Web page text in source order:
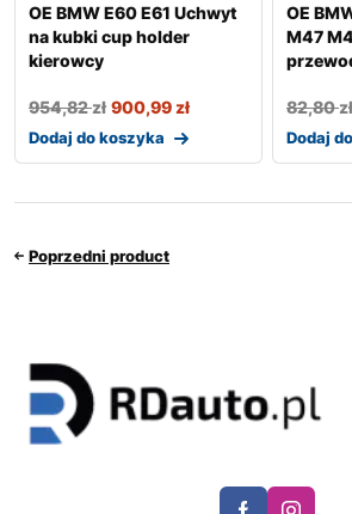
OE BMW E60 E61 Uchwyt
na kubki cup holder
kierowcy
954,82zł 900,99zł
Dodaj do koszyka
OE
M47
82,80zł
Dodaj
Poprzedni product